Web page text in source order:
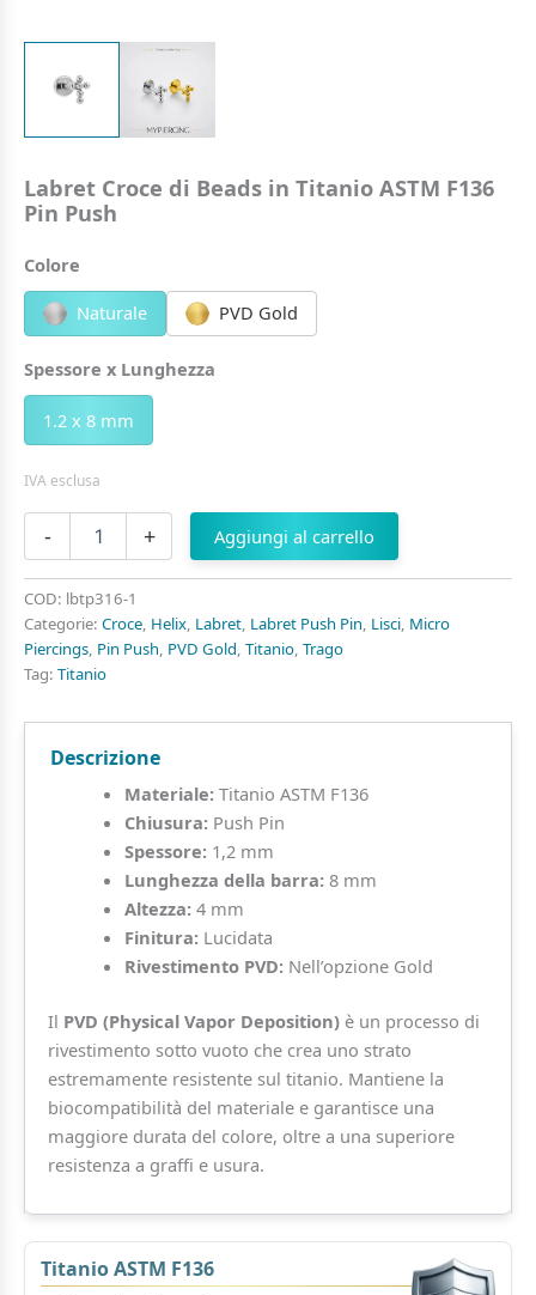
Labret Croce di Beads in Titanio ASTM F136
Pin Push
Colore
Naturale PVD Gold
Spessore x Lunghezza
1.2 x 8 mm
IVA esclusa
-
Labret
Croce
Beads
in
Titanio
ASTM
F136
quantità
+ Aggiungi al carrello
COD: lbtp316-1
Categorie: Croce, Helix, Labret, Labret Push Pin, Lisci, Micro
Piercings, Pin Push, PVD Gold, Titanio, Trago
Tag: Titanio
Descrizione
Materiale:Titanio ASTM F136
Chiusura:Push Pin
Spessore:1,2 mm
Lunghezza della barra:8 mm
Altezza:4 mm
Finitura:Lucidata
Rivestimento PVD:Nell’opzione Gold
Il PVD (Physical Vapor Deposition)è un processo di
rivestimento sotto vuoto che crea uno strato
estremamente resistente sul titanio. Mantiene la
biocompatibilità del materiale e garantisce una
maggiore durata del colore, oltre a una superiore
resistenza a graffi e usura.
Titanio ASTM F136